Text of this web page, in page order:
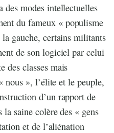
des modes intellectuelles
du fameux « populisme
gauche, certains militants
de son logiciel par celui
des classes mais
nous », l’élite et le peuple,
d’un rapport de
saine colère des « gens
et de l’aliénation